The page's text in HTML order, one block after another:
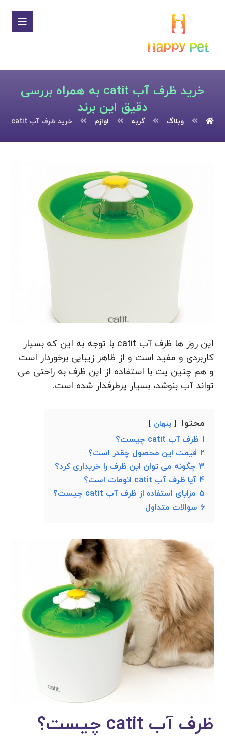
خرید ظرف آب catit به همراه بررسی
دقیق این برند
وبلاگ گربه لوازم خرید ظرف آب catit به همراه بررسی دقیق این برند
این روز ها ظرف آب catit با توجه به این که بسیار
کاربردی و مفید است و از ظاهر زیبایی برخوردار است
و هم چنین پت با استفاده از این ظرف به راحتی می
تواند آب بنوشد، بسیار پرطرفدار شده است.
محتوا پنهان
1 ظرف آب catit چیست؟
2 قیمت این محصول چقدر است؟
3 چگونه می توان این ظرف را خریداری کرد؟
4 آیا ظرف آب catit اتومات است؟
5 مزایای استفاده از ظرف آب catit چیست؟
6 سوالات متداول
ظرف آب catit چیست؟